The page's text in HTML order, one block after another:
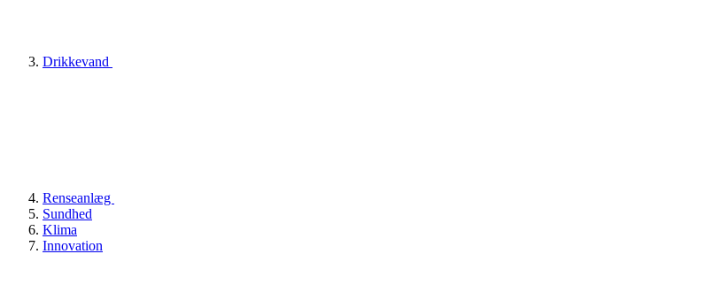
Drikkevand
Renseanlæg
Sundhed
Klima
Innovation